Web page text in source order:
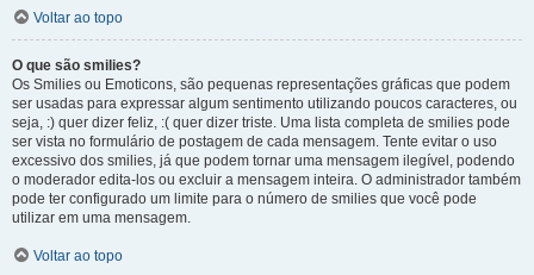
Voltar ao topo
O que são smilies?
Os Smilies ou Emoticons, são pequenas representações gráficas que podem
ser usadas para expressar algum sentimento utilizando poucos caracteres, ou
seja, :) quer dizer feliz, :( quer dizer triste. Uma lista completa de smilies pode
ser vista no formulário de postagem de cada mensagem. Tente evitar o uso
excessivo dos smilies, já que podem tornar uma mensagem ilegível, podendo
o moderador edita-los ou excluir a mensagem inteira. O administrador também
pode ter configurado um limite para o número de smilies que você pode
utilizar em uma mensagem.
Voltar ao topo